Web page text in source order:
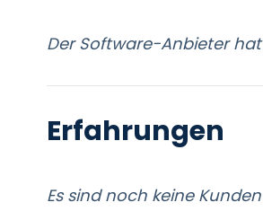
Der Software-Anbieter
Erfahrungen
Es sind noch keine